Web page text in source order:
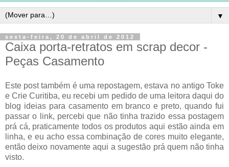
▼
sexta-feira, 20 de abril de 2012
Caixa porta-retratos em scrap decor -
Peças Casamento
Este post também é uma repostagem, estava no antigo Toke
e Crie Curitiba, eu recebi um pedido de uma leitora daqui do
blog ideias para casamento em branco e preto, quando fui
passar o link, percebi que não tinha trazido essa postagem
prá cá, praticamente todos os produtos aqui estão ainda em
linha, e eu acho essa combinação de cores muito elegante,
então deixo novamente aqui a sugestão prá quem não tinha
visto.